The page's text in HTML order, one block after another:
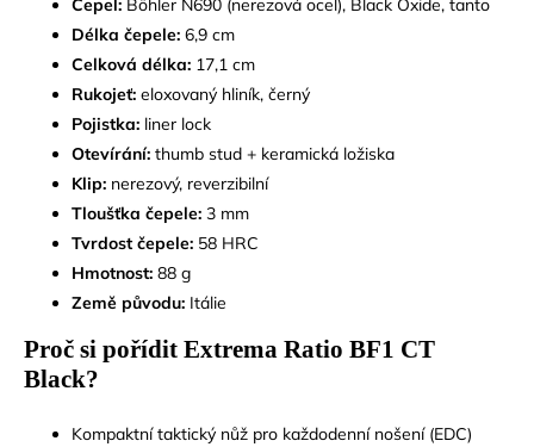
Čepel: Böhler N690 (nerezová ocel), Black Oxide, tanto
Délka čepele: 6,9 cm
Celková délka: 17,1 cm
Rukojeť: eloxovaný hliník, černý
Pojistka: liner lock
Otevírání: thumb stud + keramická ložiska
Klip: nerezový, reverzibilní
Tloušťka čepele: 3 mm
Tvrdost čepele: 58 HRC
Hmotnost: 88 g
Země původu: Itálie
Proč si pořídit Extrema Ratio BF1 CT
Black?
Kompaktní taktický nůž pro každodenní nošení (EDC)